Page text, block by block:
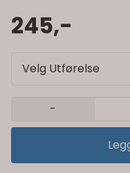
245,-
Velg Utførelse
-